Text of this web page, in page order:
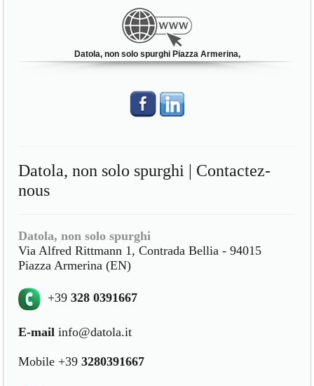
Datola, non solo spurghi Piazza Armerina,
Datola, non solo spurghi | Contactez-
nous
Datola, non solo spurghi
Via Alfred Rittmann 1, Contrada Bellia - 94015
Piazza Armerina (EN)
+39328 0391667
E-mail info@datola.it
Mobile +393280391667